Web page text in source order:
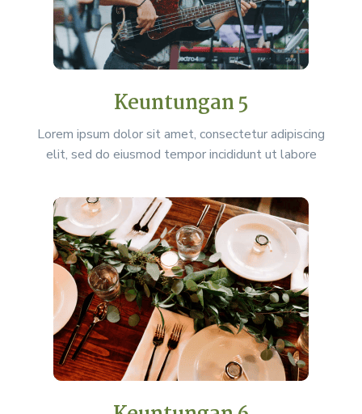
Keuntungan 5
Lorem ipsum dolor sit amet, consectetur adipiscing
elit, sed do eiusmod tempor incididunt ut labore